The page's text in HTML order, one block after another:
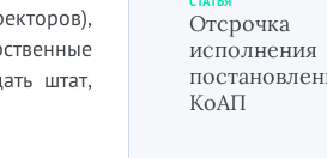
штат,
Отсрочка
исполнения
КоАП